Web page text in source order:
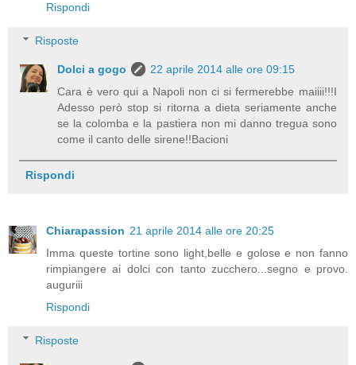
Rispondi
Risposte
Dolci a gogo
22 aprile 2014 alle ore 09:15
Cara è vero qui a Napoli non ci si fermerebbe maiiii!!!I
Adesso però stop si ritorna a dieta seriamente anche
se la colomba e la pastiera non mi danno tregua sono
come il canto delle sirene!!Bacioni
Rispondi
Chiarapassion 21 aprile 2014 alle ore 20:25
Imma queste tortine sono light,belle e golose e non fanno
rimpiangere ai dolci con tanto zucchero...segno e provo.
auguriii
Rispondi
Risposte